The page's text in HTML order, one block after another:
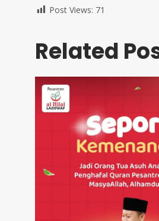
Post Views: 71
Related